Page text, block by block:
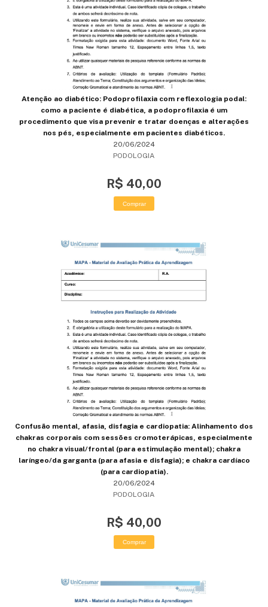
Atenção ao diabético: Podoprofilaxia com reflexologia podal:
como a paciente é diabética, a podoprofilaxia é um
procedimento que visa prevenir e tratar doenças e alterações
nos pés, especialmente em pacientes diabéticos.
20/06/2024
PODOLOGIA
R$ 40,00
Comprar
Confusão mental, afasia, disfagia e cardiopatia: Alinhamento dos
chakras corporais com sessões cromoterápicas, especialmente
no chakra visual/frontal (para estimulação mental); chakra
laríngeo/da garganta (para afasia e disfagia); e chakra cardíaco
(para cardiopatia).
20/06/2024
PODOLOGIA
R$ 40,00
Comprar